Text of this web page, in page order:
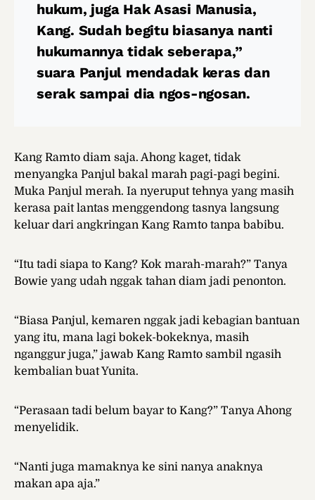
hukum, juga Hak Asasi Manusia,
Kang. Sudah begitu biasanya nanti
hukumannya tidak seberapa,”
suara Panjul mendadak keras dan
serak sampai dia ngos-ngosan.
Kang Ramto diam saja. Ahong kaget, tidak
menyangka Panjul bakal marah pagi-pagi begini.
Muka Panjul merah. Ia nyeruput tehnya yang masih
kerasa pait lantas menggendong tasnya langsung
keluar dari angkringan Kang Ramto tanpa babibu.
“Itu tadi siapa to Kang? Kok marah-marah?” Tanya
Bowie yang udah nggak tahan diam jadi penonton.
“Biasa Panjul, kemaren nggak jadi kebagian bantuan
yang itu, mana lagi bokek-bokeknya, masih
nganggur juga,” jawab Kang Ramto sambil ngasih
kembalian buat Yunita.
“Perasaan tadi belum bayar to Kang?” Tanya Ahong
menyelidik.
“Nanti juga mamaknya ke sini nanya anaknya
makan apa aja.”